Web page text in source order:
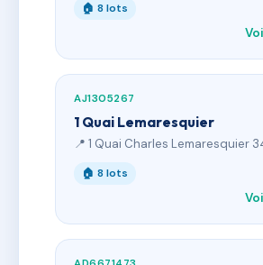
🏠 8 lots
AJ1305267
1 Quai Lemaresquier
📍 1 Quai Charles Lemaresquier
🏠 8 lots